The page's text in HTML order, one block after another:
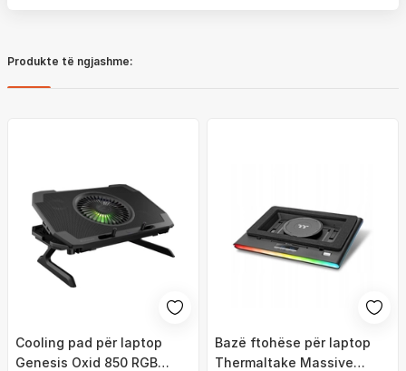
Produkte të ngjashme:
Cooling pad për laptop
Genesis Oxid 850 RGB
Bazë ftohëse për laptop
Thermaltake Massive